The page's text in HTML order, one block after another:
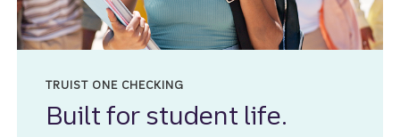
TRUIST ONE CHECKING
Built for student life.